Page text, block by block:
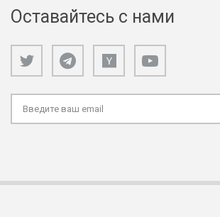
Оставайтесь с нами